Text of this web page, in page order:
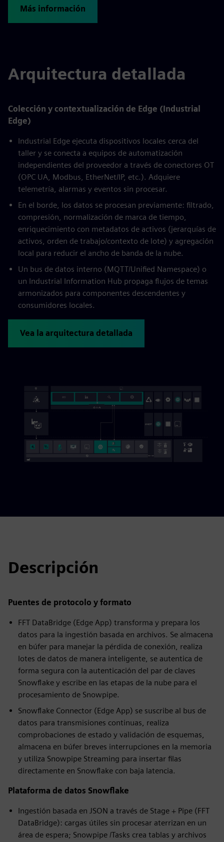
Más información
Arquitectura detallada
Colección y contextualización de Edge (Industrial
Edge)
Industrial Edge ejecuta dispositivos locales cerca del
taller y se conecta a equipos de automatización
independientes del proveedor a través de conectores OT
(OPC UA, Modbus, EtherNet/IP, etc.). Adquiere
telemetría, alarmas y eventos sin procesar.
En el borde, los datos se procesan previamente: filtrado,
compresión, normalización de marca de tiempo,
enriquecimiento con metadatos de activos (jerarquías de
activos, orden de trabajo/contexto de lote) y agregación
local para reducir el ancho de banda de la nube.
Un bus de datos interno (MQTT/Unified Namespace) o
un Industrial Information Hub propaga flujos de temas
armonizados para componentes descendentes y
consumidores locales.
Vea la arquitectura detallada
Descripción
Puentes de protocolo y formato
FFT DataBridge (Edge App) transforma y prepara los
datos para la ingestión basada en archivos. Se almacena
en búfer para manejar la pérdida de conexión, realiza
lotes de datos de manera inteligente, se autentica de
forma segura con la autenticación del par de claves
Snowflake y escribe en las etapas de la nube para el
procesamiento de Snowpipe.
Snowflake Connector (Edge App) se suscribe al bus de
datos para transmisiones continuas, realiza
comprobaciones de estado y validación de esquemas,
almacena en búfer breves interrupciones en la memoria
y utiliza Snowpipe Streaming para insertar filas
directamente en Snowflake con baja latencia.
Plataforma de datos Snowflake
Ingestión basada en JSON a través de Stage + Pipe (FFT
DataBridge): cargas útiles sin procesar aterrizan en un
área de espera; Snowpipe /Tasks crea tablas y archivos